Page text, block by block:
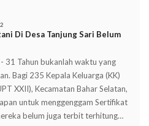
Di Desa Tanjung Sari Belum
31 Tahun bukanlah waktu yang
Bagi 235 Kepala Keluarga (KK)
XXII), Kecamatan Bahar Selatan,
untuk menggenggam Sertifikat
belum juga terbit terhitung…